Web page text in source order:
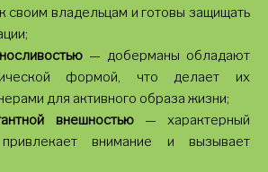
своим владельцам и готовы защищать
— доберманы обладают
формой, что делает их
для активного образа жизни;
внешностью— характерный
внимание и вызывает